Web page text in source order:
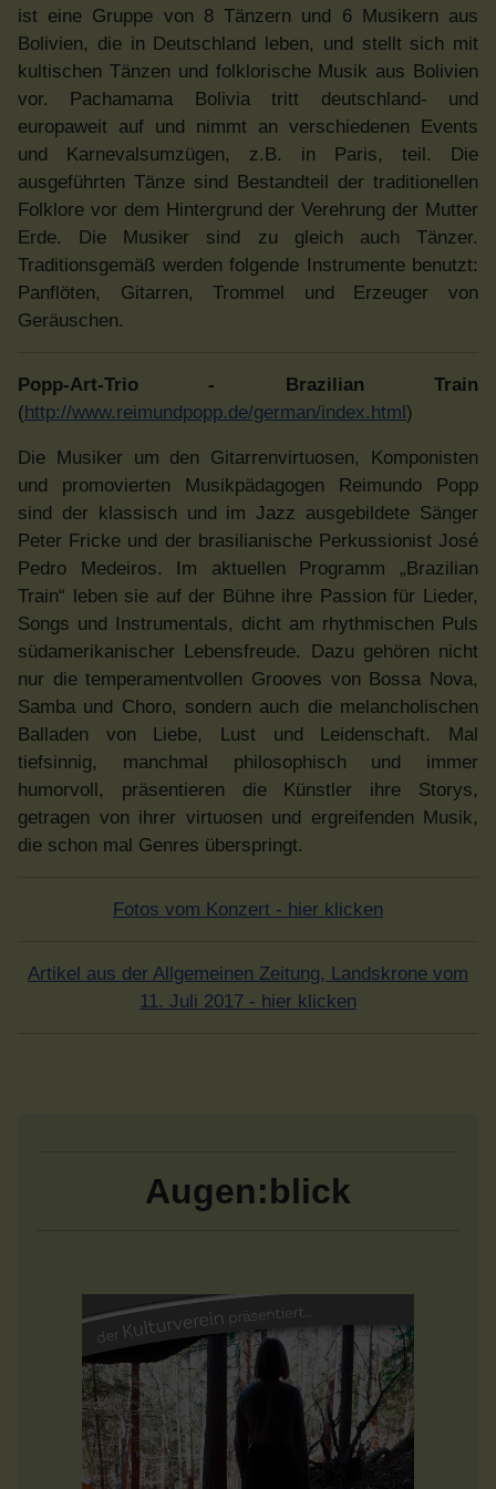
ist eine Gruppe von 8 Tänzern und 6 Musikern aus
Bolivien, die in Deutschland leben, und stellt sich mit
kultischen Tänzen und folklorische Musik aus Bolivien
vor. Pachamama Bolivia tritt deutschland- und
europaweit auf und nimmt an verschiedenen Events
und Karnevalsumzügen, z.B. in Paris, teil. Die
ausgeführten Tänze sind Bestandteil der traditionellen
Folklore vor dem Hintergrund der Verehrung der Mutter
Erde. Die Musiker sind zu gleich auch Tänzer.
Traditionsgemäß werden folgende Instrumente benutzt:
Panflöten, Gitarren, Trommel und Erzeuger von
Geräuschen.
Popp-Art-Trio - Brazilian Train
(http://www.reimundpopp.de/german/index.html)
Die Musiker um den Gitarrenvirtuosen, Komponisten
und promovierten Musikpädagogen Reimundo Popp
sind der klassisch und im Jazz ausgebildete Sänger
Peter Fricke und der brasilianische Perkussionist José
Pedro Medeiros. Im aktuellen Programm „Brazilian
Train“ leben sie auf der Bühne ihre Passion für Lieder,
Songs und Instrumentals, dicht am rhythmischen Puls
südamerikanischer Lebensfreude. Dazu gehören nicht
nur die temperamentvollen Grooves von Bossa Nova,
Samba und Choro, sondern auch die melancholischen
Balladen von Liebe, Lust und Leidenschaft. Mal
tiefsinnig, manchmal philosophisch und immer
humorvoll, präsentieren die Künstler ihre Storys,
getragen von ihrer virtuosen und ergreifenden Musik,
die schon mal Genres überspringt.
Fotos vom Konzert - hier klicken
Artikel aus der Allgemeinen Zeitung, Landskrone vom
11. Juli 2017 - hier klicken
Augen:blick